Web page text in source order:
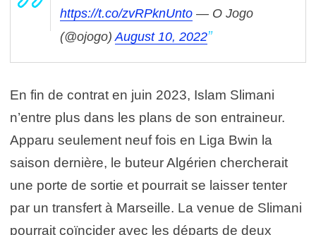
https://t.co/zvRPknUnto — O Jogo
(@ojogo) August 10, 2022
En fin de contrat en juin 2023, Islam Slimani
n’entre plus dans les plans de son entraineur.
Apparu seulement neuf fois en Liga Bwin la
saison dernière, le buteur Algérien chercherait
une porte de sortie et pourrait se laisser tenter
par un transfert à Marseille. La venue de Slimani
pourrait coïncider avec les départs de deux